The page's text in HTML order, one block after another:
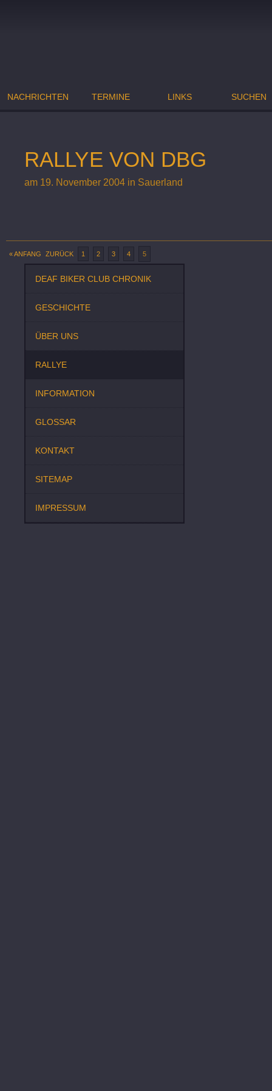
NACHRICHTEN TERMINE LINKS SUCHEN
RALLYE VON DBG
am 19. November 2004 in Sauerland
« ANFANG ZURÜCK 1 2 3 4 5
DEAF BIKER CLUB CHRONIK
GESCHICHTE
ÜBER UNS
RALLYE
INFORMATION
GLOSSAR
KONTAKT
SITEMAP
IMPRESSUM